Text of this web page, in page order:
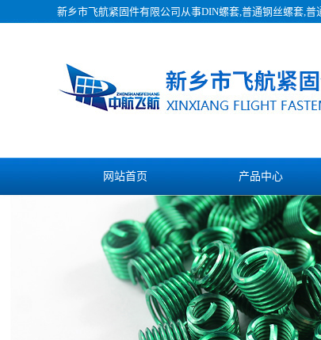
新乡市飞航紧固件有限公司从事DIN螺套,普通钢丝螺套,普
网站首页 产品中心